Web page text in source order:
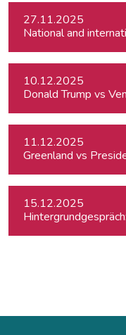
27.11.2025
10.12.2025
Donald Trump vs
11.12.2025
Greenland vs
15.12.2025